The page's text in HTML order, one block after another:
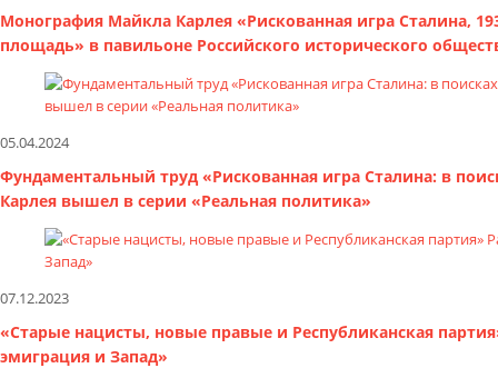
Монография Майкла Карлея «Рискованная игра Сталина,
площадь» в павильоне Российского исторического
05.04.2024
Фундаментальный труд «Рискованная игра Сталина: в
Карлея вышел в серии «Реальная политика»
07.12.2023
«Старые нацисты, новые правые и Республиканская
эмиграция и Запад»